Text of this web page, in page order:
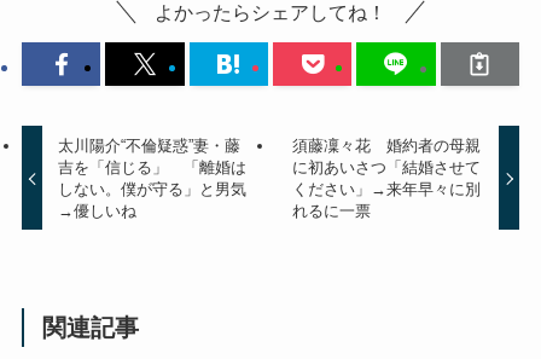
よかったらシェアしてね！
太川陽介“不倫疑惑”妻・藤
吉を「信じる」 「離婚は
しない。僕が守る」と男気
→優しいね
須藤凜々花 婚約者の母親
に初あいさつ「結婚させて
ください」→来年早々に別
れるに一票
関連記事